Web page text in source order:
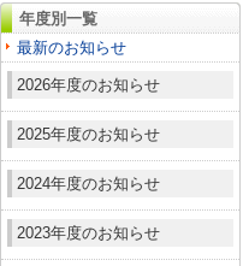
年度別一覧
最新のお知らせ
2026年度のお知らせ
2025年度のお知らせ
2024年度のお知らせ
2023年度のお知らせ